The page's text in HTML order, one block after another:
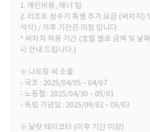
1. 개인비용, 매너 팁
2. 리조트 성수기 특별 추가 요금 (써차지)
석식) / 이후 기간은 미정 입니다.
* 써차지 적용 기간 (호텔 별로 금액 및 날
시 안내 드립니다.)
※ 나트랑 씨 소울
- 국조 : 2025/04/05 ~ 04/07
- 노동절 : 2025/04/30 ~ 05/01
- 독립 기념일 : 2025/09/02 ~ 09/03
※ 달랏 테라코타 (이후 기간 미정)